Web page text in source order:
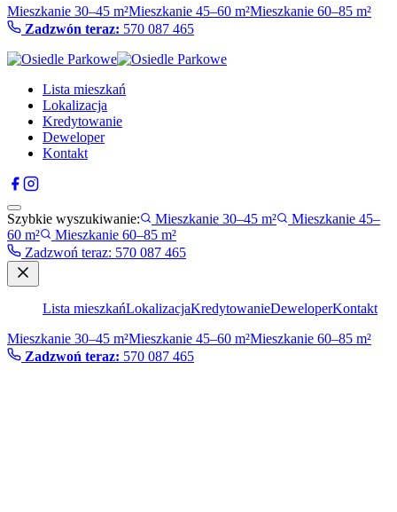
Mieszkanie 30–45 m²Mieszkanie 45–60 m²Mieszkanie 60–85 m²
Zadzwón teraz: 570 087 465
Lista mieszkań
Lokalizacja
Kredytowanie
Deweloper
Kontakt
Szybkie wyszukiwanie: Mieszkanie 30–45 m²
Mieszkanie 45–
60 m²
Mieszkanie 60–85 m²
Zadzwoń teraz: 570 087 465
Lista mieszkańLokalizacjaKredytowanieDeweloperKontakt
Mieszkanie 30–45 m²Mieszkanie 45–60 m²Mieszkanie 60–85 m²
Zadzwoń teraz: 570 087 465